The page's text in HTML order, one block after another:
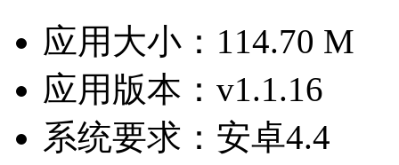
应用大小：114.70 M
应用版本：v1.1.16
系统要求：安卓4.4